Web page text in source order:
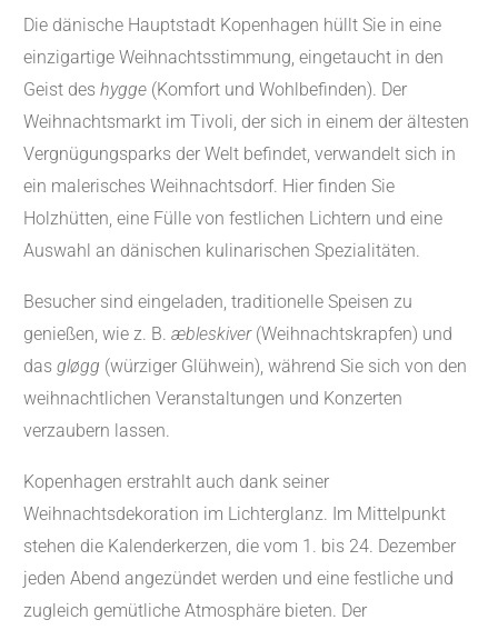
Die dänische Hauptstadt Kopenhagen hüllt Sie in eine
einzigartige Weihnachtsstimmung, eingetaucht in den
Geist des hygge (Komfort und Wohlbefinden). Der
Weihnachtsmarkt im Tivoli, der sich in einem der ältesten
Vergnügungsparks der Welt befindet, verwandelt sich in
ein malerisches Weihnachtsdorf. Hier finden Sie
Holzhütten, eine Fülle von festlichen Lichtern und eine
Auswahl an dänischen kulinarischen Spezialitäten.
Besucher sind eingeladen, traditionelle Speisen zu
genießen, wie z. B. æbleskiver(Weihnachtskrapfen) und
das gløgg (würziger Glühwein), während Sie sich von den
weihnachtlichen Veranstaltungen und Konzerten
verzaubern lassen.
Kopenhagen erstrahlt auch dank seiner
Weihnachtsdekoration im Lichterglanz. Im Mittelpunkt
stehen die Kalenderkerzen, die vom 1. bis 24. Dezember
jeden Abend angezündet werden und eine festliche und
zugleich gemütliche Atmosphäre bieten. Der